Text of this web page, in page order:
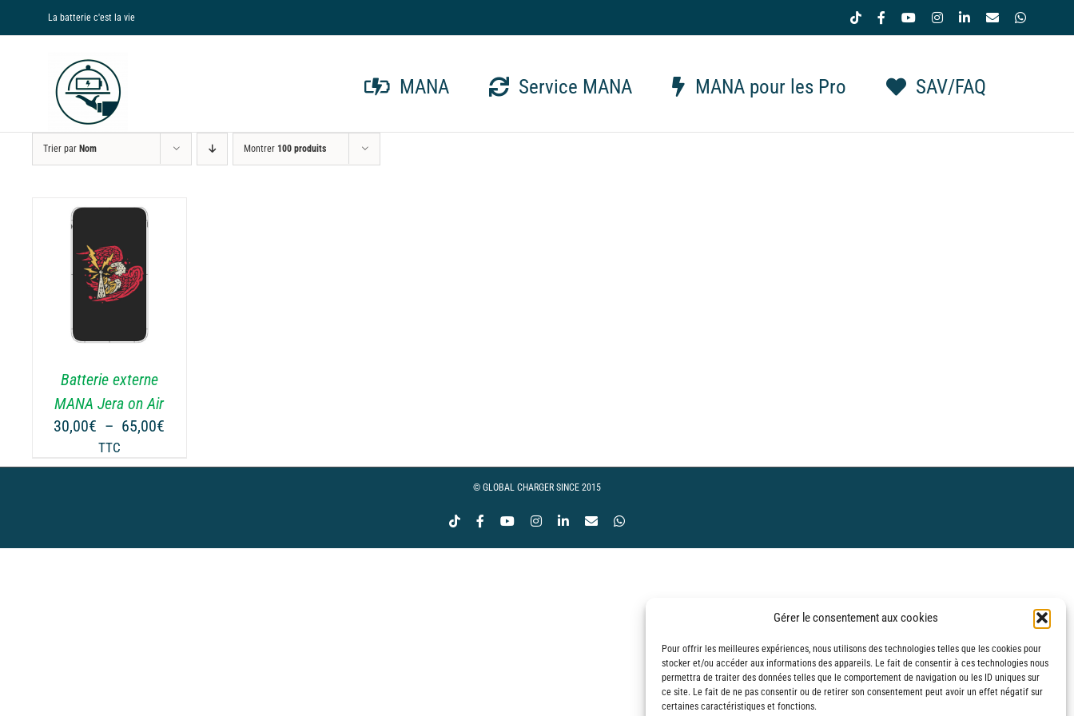
Gérer le consentement aux cookies
Pour offrir les meilleures expériences, nous utilisons des technologies telles que les cookies pour
stocker et/ou accéder aux informations des appareils. Le fait de consentir à ces technologies nous
permettra de traiter des données telles que le comportement de navigation ou les ID uniques sur
ce site. Le fait de ne pas consentir ou de retirer son consentement peut avoir un effet négatif sur
certaines caractéristiques et fonctions.
au
La batterie c'est la vie Tiktok FacebookYouTubeInstagramLinkedIn
Email
MANA Service MANA MANA pour les Pro SAV/FAQ
Trier par Nom Montrer 100 produits
Batterie externe
MANA Jera on Air
30,00€ – 65,00€
prix :
TTC
© GLOBAL CHARGER SINCE 2015
Tiktok FacebookYouTubeInstagramLinkedIn
EmailWhatsApp